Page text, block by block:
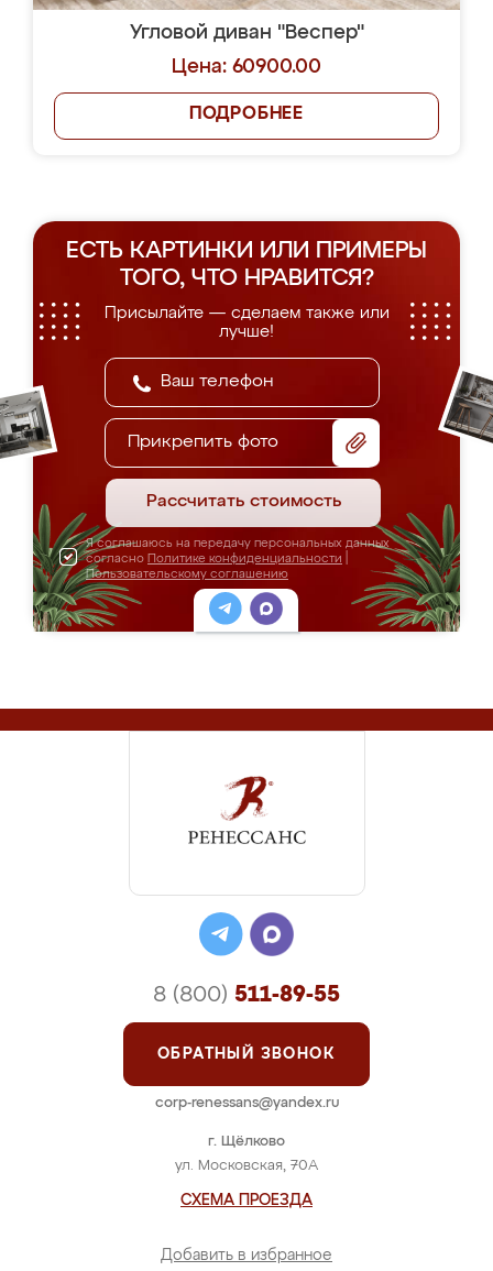
Угловой диван "Веспер"
Цена: 60900.00
ПОДРОБНЕЕ
ЕСТЬ КАРТИНКИ ИЛИ ПРИМЕРЫ
ТОГО, ЧТО НРАВИТСЯ?
Присылайте — сделаем также или
лучше!
Прикрепить фото
Рассчитать стоимость
Я соглашаюсь на передачу персональных данных
согласно Политике конфиденциальности
Пользовательскому соглашению
г. Щёлково
ул. Московская, 70А
СХЕМА ПРОЕЗДА
Добавить в избранное
8 (800) 511-89-55
ОБРАТНЫЙ ЗВОНОК
corp-renessans@yandex.ru